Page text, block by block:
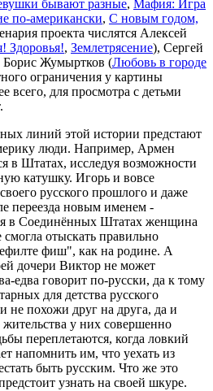
бывают разные, Мафия: Игра
по-американски, С новым годом,
проекта числятся Алексей
Здоровья!, Землетрясение), Сергей
Борис Жумыртков (Любовь в городе
ограничения у картины
всего, для просмотра с детьми
линий этой истории предстают
люди. Например, Армен
в Штатах, исследуя возможности
катушку. Игорь и вовсе
русского прошлого и даже
переезда новым именем -
в Соединённых Штатах женщина
отыскать правильно
фиш", как на родине. А
дочери Виктор не может
едва говорит по-русски, да к тому
для детства русского
не похожи друг на друга, да и
у них совершенно
переплетаются, когда ловкий
напомнить им, что уехать из
быть русским. Что же это
узнать на своей шкуре.